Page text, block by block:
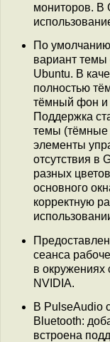
мониторов. В
По умолчанию
вариант
Ubuntu. В
полностью
тёмный фон и
Поддержка
темы (тёмные
элементы
отсутствия в
разных
основного
корректную
сеанса
в
NVIDIA.
В PulseAudio
Bluetooth:
встроена